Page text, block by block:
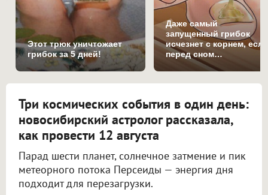
Этот трюк уничтожает
грибок за 5 дней!
Даже самый
запущенный грибок
исчезнет с корнем,
перед сном…
Три космических события в один день:
новосибирский астролог рассказала,
как провести 12 августа
Парад шести планет, солнечное затмение и пик
метеорного потока Персеиды — энергия дня
подходит для перезагрузки.